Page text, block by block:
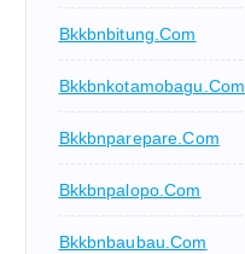
Bkkbnbitung.com
Bkkbnkotamobagu.com
Bkkbnparepare.com
Bkkbnpalopo.com
Bkkbnbaubau.com